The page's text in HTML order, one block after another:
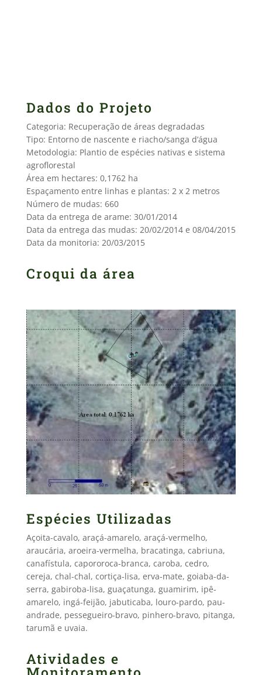
Dados do Projeto
Categoria: Recuperação de áreas degradadas
Tipo: Entorno de nascente e riacho/sanga d’água
Metodologia: Plantio de espécies nativas e sistema
agroflorestal
Área em hectares: 0,1762 ha
Espaçamento entre linhas e plantas: 2 x 2 metros
Número de mudas: 660
Data da entrega de arame: 30/01/2014
Data da entrega das mudas: 20/02/2014 e 08/04/2015
Data da monitoria: 20/03/2015
Croqui da área
Espécies Utilizadas
Açoita-cavalo, araçá-amarelo, araçá-vermelho,
araucária, aroeira-vermelha, bracatinga, cabriuna,
canafístula, capororoca-branca, caroba, cedro,
cereja, chal-chal, cortiça-lisa, erva-mate, goiaba-da-
serra, gabiroba-lisa, guaçatunga, guamirim, ipê-
amarelo, ingá-feijão, jabuticaba, louro-pardo, pau-
andrade, pessegueiro-bravo, pinhero-bravo, pitanga,
tarumã e uvaia.
Atividades e